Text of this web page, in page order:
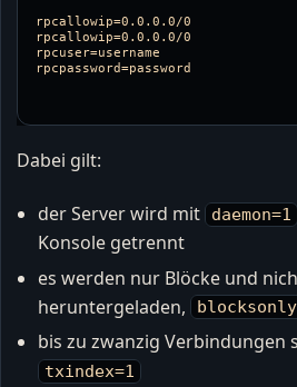
rpcallowip=0.0.0.0/0
rpcallowip=0.0.0.0/0
rpcuser=username
Dabei gilt:
der Server wird mit daemon=1
Konsole getrennt
es werden nur Blöcke und
heruntergeladen,
bis zu zwanzig Verbindungen
txindex=1